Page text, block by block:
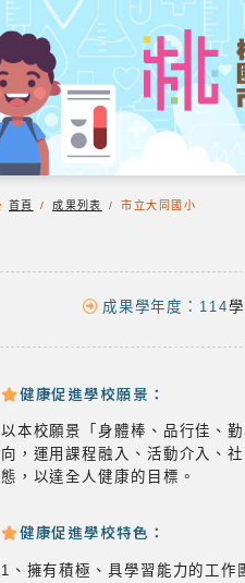
首頁 /成果列表 / 市立大同國小
成果學年度：114
健康促進學校願景：
以本校願景「身體棒、品行佳、
向，運用課程融入、活動介入、
態，以達全人健康的目標。
健康促進學校特色：
1、擁有積極、具學習能力的工作